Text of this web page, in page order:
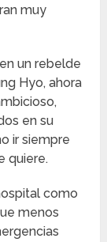
muy
un rebelde
Hyo, ahora
en su
ir siempre
quiere.
como
menos